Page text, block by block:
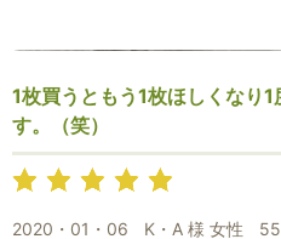
お気にいりを見つけるのは、ゲー
1枚買うともう1枚ほしくなり
す。（笑）
2020・01・06 K・A 様 女性